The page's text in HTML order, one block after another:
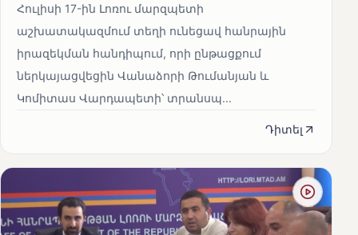
Հուլիսի 17-ին Լոռու մարզպետի
աշխատակազմում տեղի ունեցավ հանրային
իրազեկման հանդիպում, որի ընթացքում
ներկայացվեցին Վանաձորի Թումանյան և
Կոմիտաս Վարդապետի՝ տրանսպ...
Դիտել